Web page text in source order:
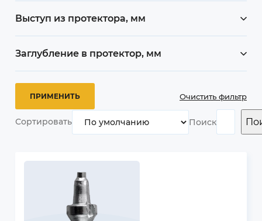
Выступ из протектора, мм
Заглубление в протектор, мм
Очистить фильтр
Сортировать Поиск